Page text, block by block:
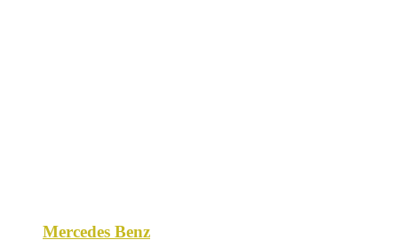
Mercedes Benz